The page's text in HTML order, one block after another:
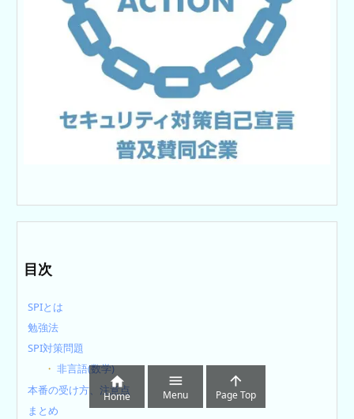
目次
SPIとは
勉強法
SPI対策問題
非言語(数学)
本番の受け方、注意点
まとめ

Home

Menu

Page Top